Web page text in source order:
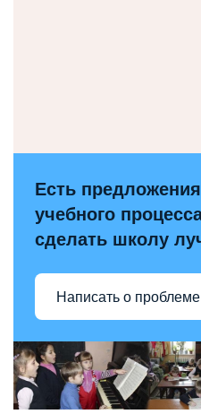
Есть
учебного
сделать школу
Написать о проблеме